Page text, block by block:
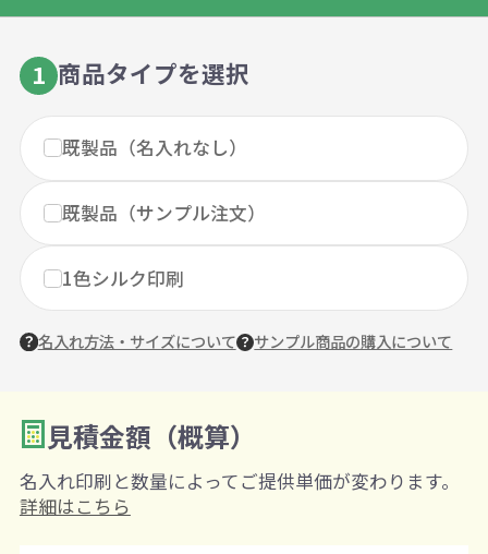
1 商品タイプを選択
既製品（名入れなし）
既製品（サンプル注文）
1色シルク印刷
名入れ方法・サイズについて サンプル商品の購入について
2 数量を入力
購入条件
見積金額（概算）
名入れ印刷と数量によってご提供単価が変わります。
詳細はこちら